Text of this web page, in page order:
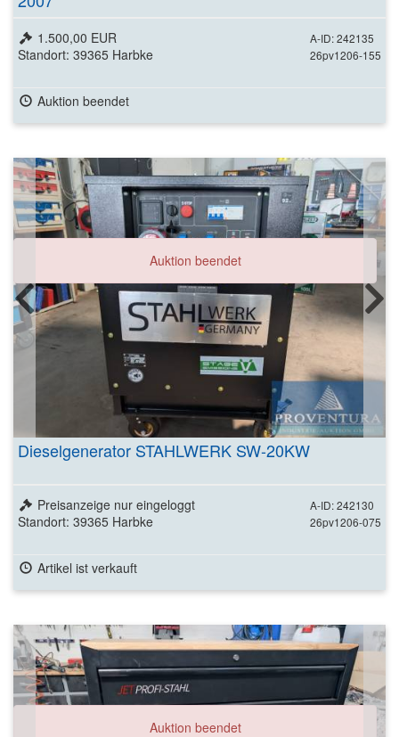
A-ID: 242135
26pv1206-155
1.500,00 EUR
Standort: 39365 Harbke
Auktion beendet
Auktion beendet
Dieselgenerator STAHLWERK SW-20KW
A-ID: 242130
26pv1206-075
Preisanzeige nur eingeloggt
Standort: 39365 Harbke
Artikel ist verkauft
Auktion beendet